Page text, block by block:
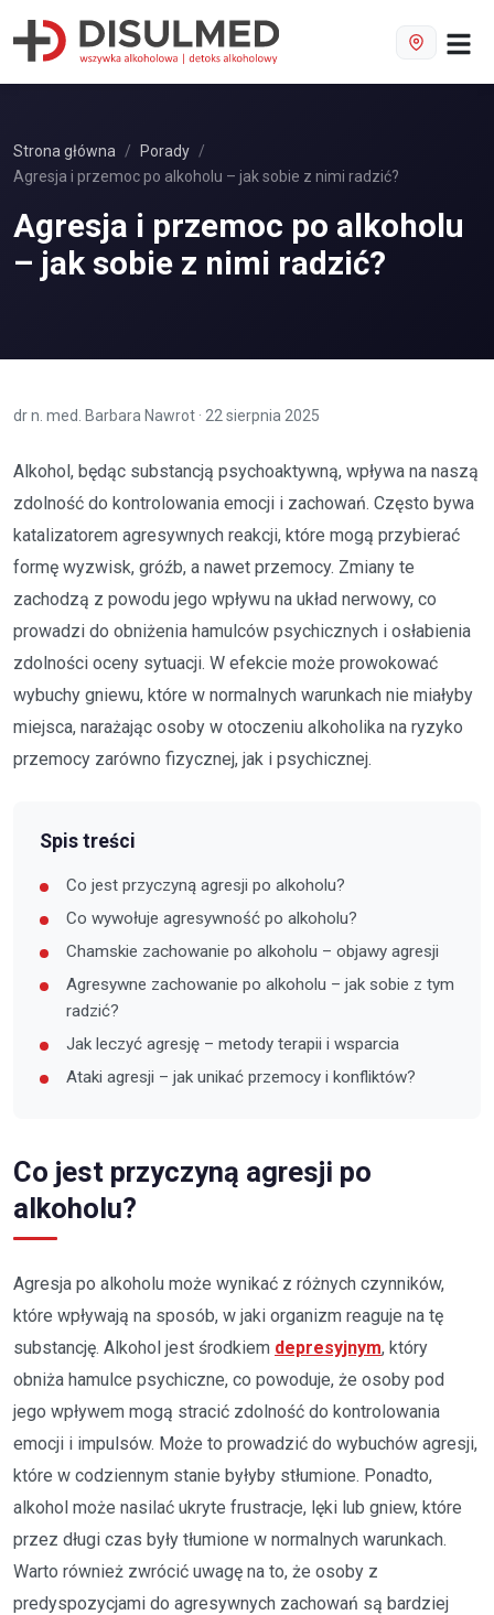
Strona główna
Porady
Agresja i przemoc po alkoholu – jak sobie z nimi radzić?
Agresja i przemoc po alkoholu
– jak sobie z nimi radzić?
dr n. med. Barbara Nawrot · 22 sierpnia 2025
Alkohol, będąc substancją psychoaktywną, wpływa na naszą
zdolność do kontrolowania emocji i zachowań. Często bywa
katalizatorem agresywnych reakcji, które mogą przybierać
formę wyzwisk, gróźb, a nawet przemocy. Zmiany te
zachodzą z powodu jego wpływu na układ nerwowy, co
prowadzi do obniżenia hamulców psychicznych i osłabienia
zdolności oceny sytuacji. W efekcie może prowokować
wybuchy gniewu, które w normalnych warunkach nie miałyby
miejsca, narażając osoby w otoczeniu alkoholika na ryzyko
przemocy zarówno fizycznej, jak i psychicznej.
Spis treści
Co jest przyczyną agresji po alkoholu?
Co wywołuje agresywność po alkoholu?
Chamskie zachowanie po alkoholu – objawy agresji
Agresywne zachowanie po alkoholu – jak sobie z tym
radzić?
Jak leczyć agresję – metody terapii i wsparcia
Ataki agresji – jak unikać przemocy i konfliktów?
Co jest przyczyną agresji po
alkoholu?
Agresja po alkoholu może wynikać z różnych czynników,
które wpływają na sposób, w jaki organizm reaguje na tę
substancję. Alkohol jest środkiem depresyjnym, który
obniża hamulce psychiczne, co powoduje, że osoby pod
jego wpływem mogą stracić zdolność do kontrolowania
emocji i impulsów. Może to prowadzić do wybuchów agresji,
które w codziennym stanie byłyby stłumione. Ponadto,
alkohol może nasilać ukryte frustracje, lęki lub gniew, które
przez długi czas były tłumione w normalnych warunkach.
Warto również zwrócić uwagę na to, że osoby z
predyspozycjami do agresywnych zachowań są bardziej